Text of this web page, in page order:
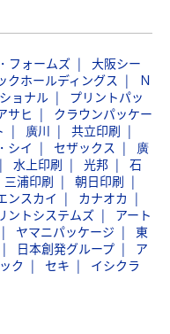
フォームズ
大阪シー
クホールディングス
Ｎ
ョナル
プリントパッ
サヒ
クラウンパッケー
廣川
共立印刷
シイ セザックス
廣
水上印刷 光邦
石
三浦印刷
朝日印刷
ンスカイ
カナオカ
ントシステムズ
アート
ヤマニパッケージ
東
日本創発グループ
ア
ク セキ イシクラ